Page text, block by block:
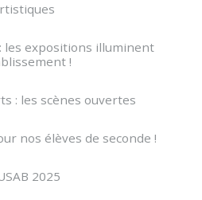
les expositions illuminent
!
: les scènes ouvertes
nos élèves de seconde !
2025